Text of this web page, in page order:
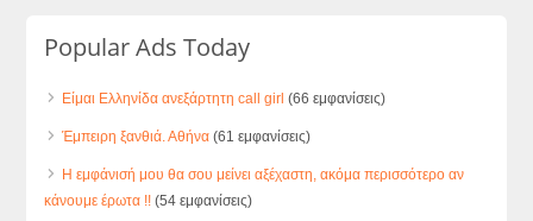
Popular Ads Today
Είμαι Ελληνίδα ανεξάρτητη call girl (66 εμφανίσεις)
Έμπειρη ξανθιά. Αθήνα (61 εμφανίσεις)
Η εμφάνισή μου θα σου μείνει αξέχαστη, ακόμα περισσότερο αν
κάνουμε έρωτα !! (54 εμφανίσεις)